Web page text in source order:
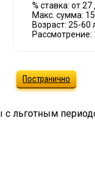
% ставка: от 27
Макс. сумма:
Возраст: 25-60
Рассмотрение:
Постранично